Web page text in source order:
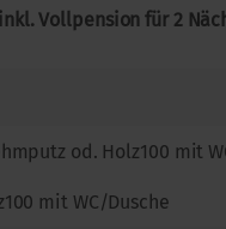
Vollpension für 2
od. Holz100 mit
mit WC/Dusche